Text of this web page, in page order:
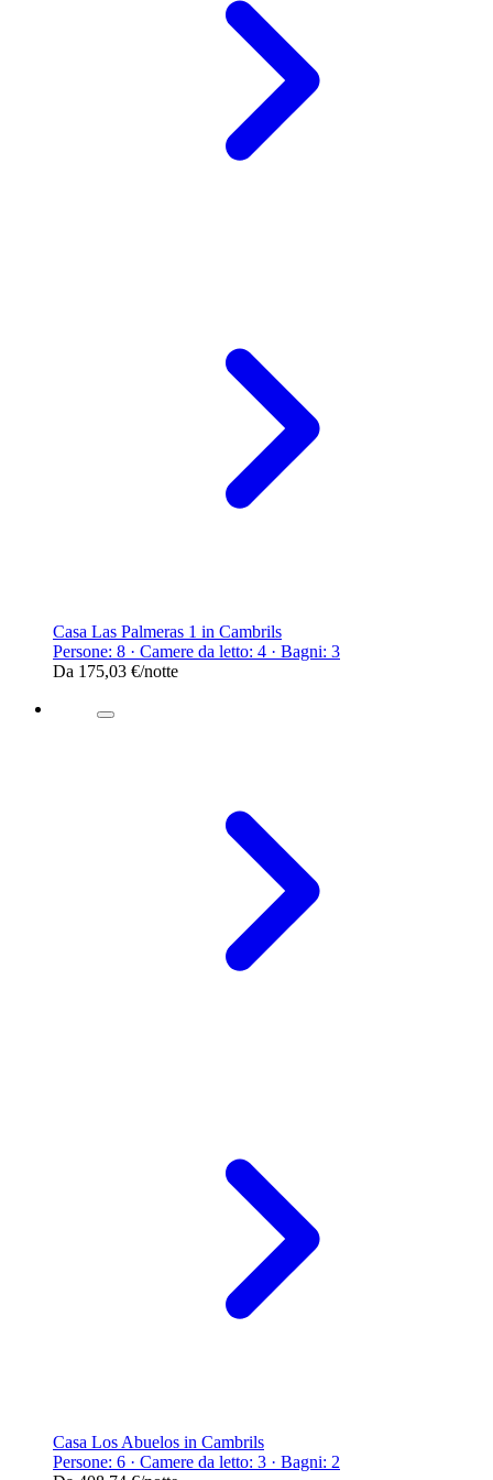
Casa Las Palmeras 1 in Cambrils
Persone: 8 · Camere da letto: 4 · Bagni: 3
Da 175,03 €/notte
Casa Los Abuelos in Cambrils
Persone: 6 · Camere da letto: 3 · Bagni: 2